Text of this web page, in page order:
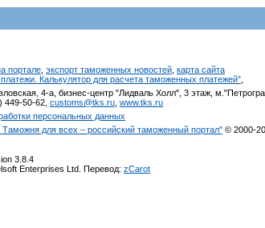
портале экспорт таможенных новостей карта сайта
Калькулятор для расчета таможенных платежей"
4-а, бизнес-центр "Лидваль Холл", 3 этаж,
449-50-62, customs@tks.ru www.tks.ru
персональных данных
для всех – российский таможенный портал" © 2000-
3.8.4
Enterprises Ltd. Перевод: zCarot